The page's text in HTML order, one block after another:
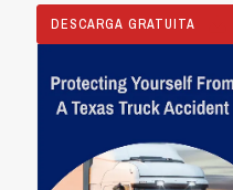
DESCARGA GRATUITA